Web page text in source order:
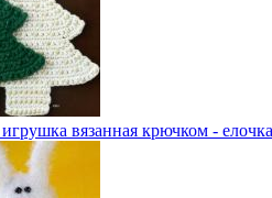
вязанная крючком - елочка